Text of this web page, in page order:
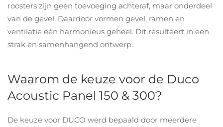
roosters zijn geen toevoeging achteraf, maar onderdeel
van de gevel. Daardoor vormen gevel, ramen en
ventilatie één harmonieus geheel. Dit resulteert in een
strak en samenhangend ontwerp.
Waarom de keuze voor de Duco
Acoustic Panel 150 & 300?
De keuze voor DUCO werd bepaald door meerdere